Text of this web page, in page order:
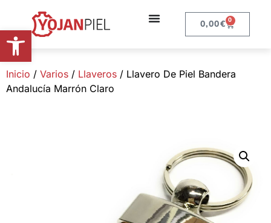
Abrir barra de herramientas 0,00€ 0
Inicio / Varios / Llaveros / Llavero De Piel Bandera
Andalucía Marrón Claro